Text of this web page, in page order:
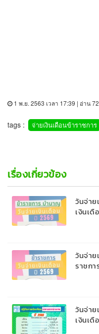
1 พ.ย. 2563 เวลา 17:39 | อ่าน
tags : จ่ายเงินเดือนข้าราชการ
เรื่องเกี่ยวข้อง
วันจ่า
เงินเ
วันจ่าย
ราชก
วันจ่า
เงินเ